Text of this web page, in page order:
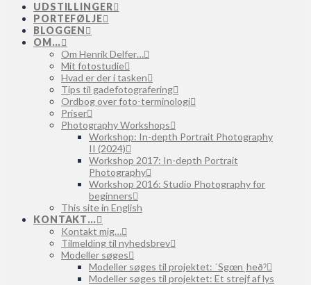
UDSTILLINGER
PORTEFØLJE
BLOGGEN
OM…
Om Henrik Delfer…
Mit fotostudie
Hvad er der i tasken
Tips til gadefotografering
Ordbog over foto-terminologi
Priser
Photography Workshops
Workshop: In-depth Portrait Photography
II (2024)
Workshop 2017: In-depth Portrait
Photography
Workshop 2016: Studio Photography for
beginners
This site in English
KONTAKT…
Kontakt mig…
Tilmelding til nyhedsbrev
Modeller søges
Modeller søges til projektet: ˈSgœnˌheðˀ
Modeller søges til projektet: Et strejf af lys